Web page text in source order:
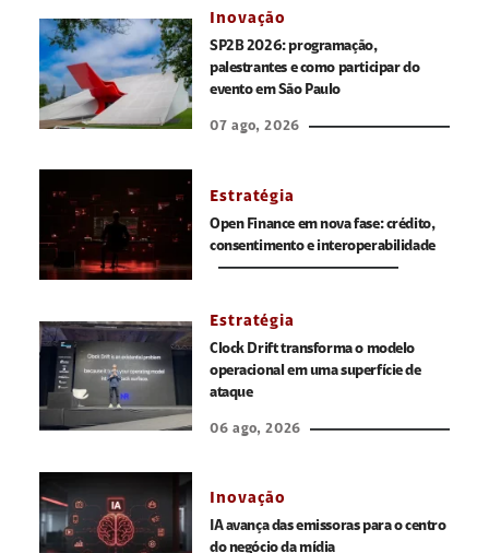
Inovação
SP2B 2026: programação,
palestrantes e como participar do
evento em São Paulo
07 ago, 2026
Estratégia
Open Finance em nova fase: crédito,
consentimento e interoperabilidade
Estratégia
Clock Drift transforma o modelo
operacional em uma superfície de
ataque
06 ago, 2026
Inovação
IA avança das emissoras para o centro
do negócio da mídia